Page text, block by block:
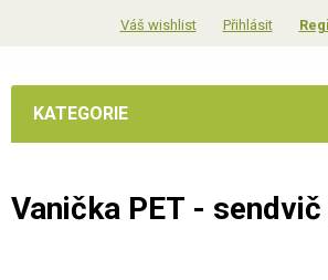
Přihlásit
KATEGORIE
Vanička PET -